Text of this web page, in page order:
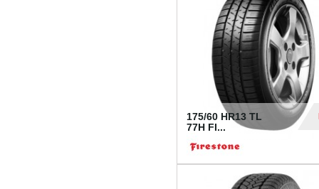
175/60 HR13 TL
77H FI...